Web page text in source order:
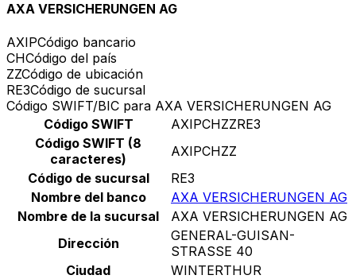
AXA VERSICHERUNGEN AG
AXIPCódigo bancario
CHCódigo del país
ZZCódigo de ubicación
RE3Código de sucursal
Código SWIFT/BIC para AXA VERSICHERUNGEN AG
Código SWIFT
AXIPCHZZRE3
Código SWIFT (8
caracteres)
AXIPCHZZ
Código de sucursal
RE3
Nombre del banco
AXA VERSICHERUNGEN AG
Nombre de la sucursal
AXA VERSICHERUNGEN AG
Dirección
GENERAL-GUISAN-
STRASSE 40
Ciudad
WINTERTHUR